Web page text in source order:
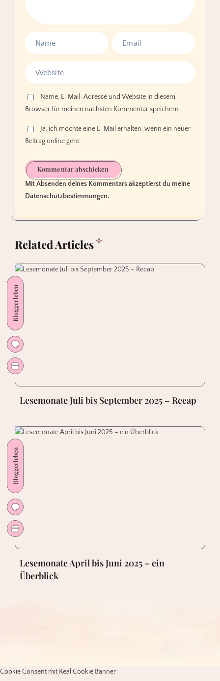
Name, E-Mail-Adresse und Website in diesem
Browser für meinen nächsten Kommentar speichern.
Ja, ich möchte eine E-Mail erhalten, wenn ein neuer
Beitrag online geht.
Kommentar abschicken
Mit Absenden deines Kommentars akzeptierst du meine
Datenschutzbestimmungen.
Related Articles
Bloggerleben
Lesemonate Juli bis September 2025 – Recap
Bloggerleben
Lesemonate April bis Juni 2025 – ein
Überblick
Cookie Consent mit Real Cookie Banner